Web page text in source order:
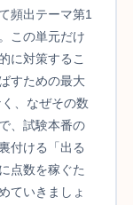
頻出テーマ第1
この単元だけ
に対策するこ
すための最大
、なぜその数
、試験本番の
付ける「出る
点数を稼ぐた
ていきましょ